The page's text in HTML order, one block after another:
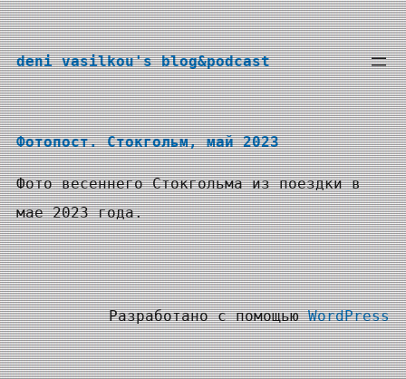
Перейти
к
содержимому
deni vasilkou's blog&podcast
Фотопост. Стокгольм, май 2023
Фото весеннего Стокгольма из поездки в
мае 2023 года.
Разработано с помощьюWordPress